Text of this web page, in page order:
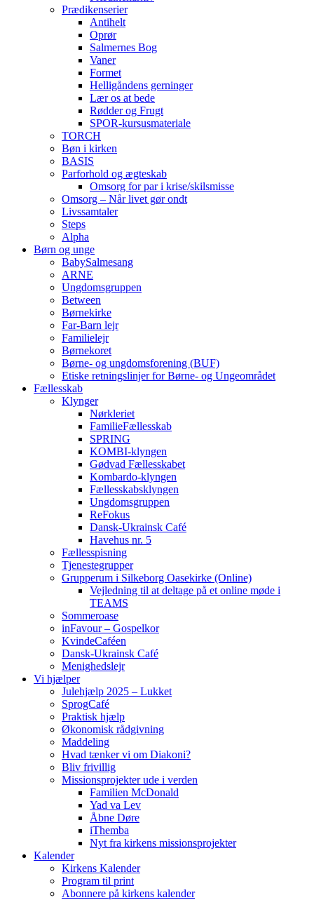
Prædikenserier
Antihelt
Oprør
Salmernes Bog
Vaner
Formet
Helligåndens gerninger
Lær os at bede
Rødder og Frugt
SPOR-kursusmateriale
TORCH
Bøn i kirken
BASIS
Parforhold og ægteskab
Omsorg for par i krise/skilsmisse
Omsorg – Når livet gør ondt
Livssamtaler
Steps
Alpha
Børn og unge
BabySalmesang
ARNE
Ungdomsgruppen
Between
Børnekirke
Far-Barn lejr
Familielejr
Børnekoret
Børne- og ungdomsforening (BUF)
Etiske retningslinjer for Børne- og Ungeområdet
Fællesskab
Klynger
Nørkleriet
FamilieFællesskab
SPRING
KOMBI-klyngen
Gødvad Fællesskabet
Kombardo-klyngen
Fællesskabsklyngen
Ungdomsgruppen
ReFokus
Dansk-Ukrainsk Café
Havehus nr. 5
Fællesspisning
Tjenestegrupper
Grupperum i Silkeborg Oasekirke (Online)
Vejledning til at deltage på et online møde i
TEAMS
Sommeroase
inFavour – Gospelkor
KvindeCaféen
Dansk-Ukrainsk Café
Menighedslejr
Vi hjælper
Julehjælp 2025 – Lukket
SprogCafé
Praktisk hjælp
Økonomisk rådgivning
Maddeling
Hvad tænker vi om Diakoni?
Bliv frivillig
Missionsprojekter ude i verden
Familien McDonald
Yad va Lev
Åbne Døre
iThemba
Nyt fra kirkens missionsprojekter
Kalender
Kirkens Kalender
Program til print
Abonnere på kirkens kalender